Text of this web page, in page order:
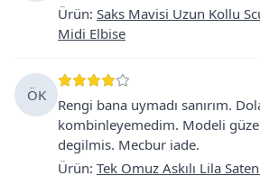
Ürün: Saks Mavisi Uzun Kollu
Midi Elbise
ÖK
Rengi bana uymadı sanırım.
kombinleyemedim. Modeli
degilmis. Mecbur iade.
Ürün: Tek Omuz Askılı Lila